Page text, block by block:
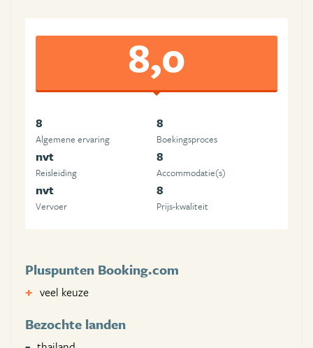
8,0
8
Algemene ervaring
8
Boekingsproces
nvt
Reisleiding
8
Accommodatie(s)
nvt
Vervoer
8
Prijs-kwaliteit
Pluspunten Booking.com
veel keuze
Bezochte landen